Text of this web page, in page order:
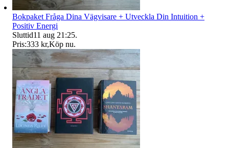
Bokpaket Fråga Dina Vägvisare + Utveckla Din Intuition +
Positiv Energi
Sluttid11 aug 21:25.
Pris:333 kr,Köp nu.